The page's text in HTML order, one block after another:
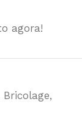
agora!
Bricolage,